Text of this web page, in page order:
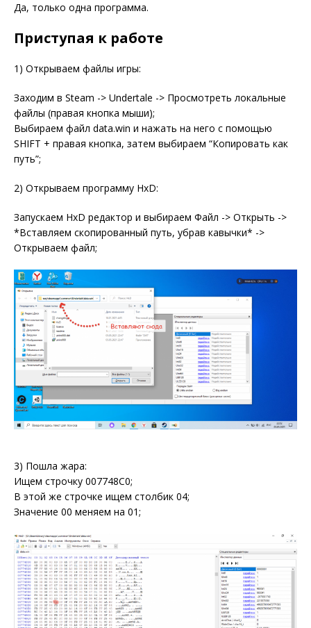
Да, только одна программа.
Приступая к работе
1) Открываем файлы игры:
Заходим в Steam -> Undertale -> Просмотреть локальные
файлы (правая кнопка мыши);
Выбираем файл data.win и нажать на него с помощью
SHIFT + правая кнопка, затем выбираем “Копировать как
путь”;
2) Открываем программу HxD:
Запускаем HxD редактор и выбираем Файл -> Открыть ->
*Вставляем скопированный путь, убрав кавычки* ->
Открываем файл;
3) Пошла жара:
Ищем строчку 007748С0;
В этой же строчке ищем столбик 04;
Значение 00 меняем на 01;